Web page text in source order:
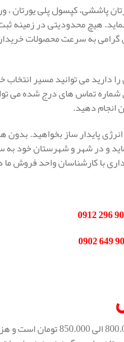
پاششی، کپسول پلی یورتان ،
هیچ محدودیتی در زمینه
به سرعت محصولات
دارید می توانید مسیر انتخاب
شماره تماس های درج شده می
انجام دهید.
پایدار ساز بخواهید.
و در شهر و شهرستان خود
با کارشناسان واحد فروش ما
قیمت عایق پلی یورتان اردبیل در شرکت مهار